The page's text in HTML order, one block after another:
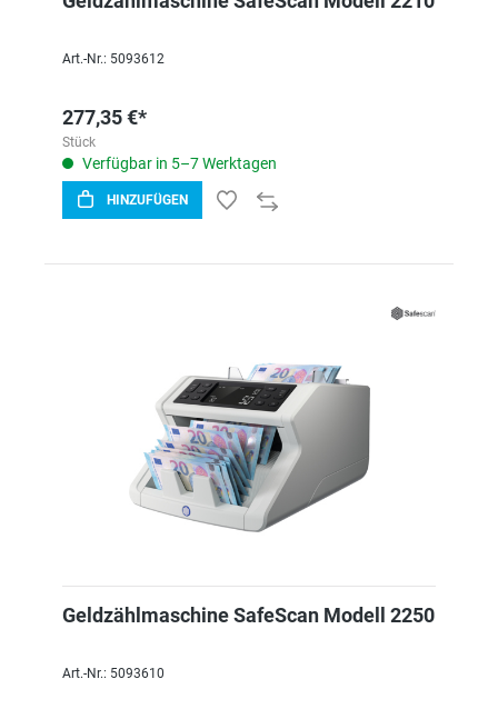
Art.-Nr.: 5093612
277,35 €*
Stück
Verfügbar in 5–7 Werktagen
HINZUFÜGEN
Geldzählmaschine SafeScan Modell 2250
Art.-Nr.: 5093610